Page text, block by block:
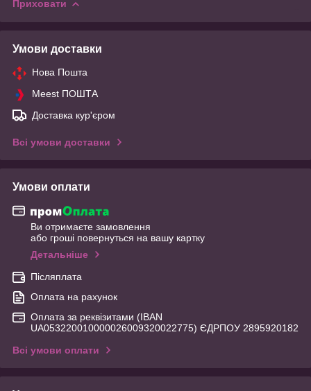
Приховати
Умови доставки
Нова Пошта
Meest ПОШТА
Доставка кур'єром
Всі умови доставки
Умови оплати
Ви отримаєте замовлення
або гроші повернуться на вашу картку
Детальніше
Післяплата
Оплата на рахунок
Оплата за реквізитами (IBAN
UA053220010000026009320022775) ЄДРПОУ 2895920182
Всі умови оплати